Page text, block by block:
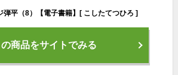
平（8）【電子書籍】[ こしたてつひろ ]
の商品をサイトでみる